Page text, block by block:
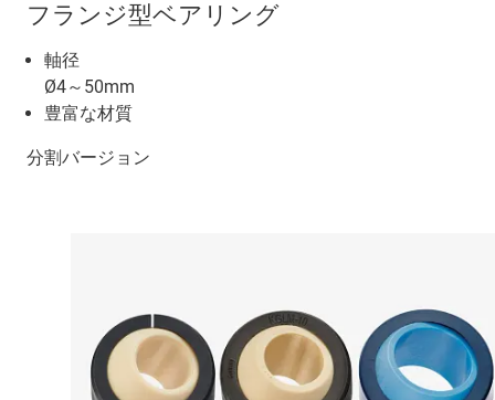
フランジ型ベアリング
軸径
Ø4～50mm
豊富な材質
分割バージョン